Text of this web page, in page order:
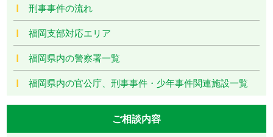
刑事事件の流れ
福岡支部対応エリア
福岡県内の警察署一覧
福岡県内の官公庁、刑事事件・少年事件関連施設一覧
ご相談内容